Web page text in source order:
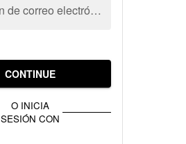
Dirección de correo electrónico
CONTINUE
O INICIA
SESIÓN CON